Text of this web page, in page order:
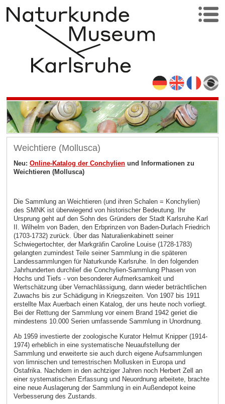
Weichtiere (Mollusca)
Neu: Online-Katalog der Conchylienund Informationen zu
Weichtieren (Mollusca)
Die Sammlung an Weichtieren (und ihren Schalen = Konchylien)
des SMNK ist überwiegend von historischer Bedeutung. Ihr
Ursprung geht auf den Sohn des Gründers der Stadt Karlsruhe Karl
II. Wilhelm von Baden, den Erbprinzen von Baden-Durlach Friedrich
(1703-1732) zurück. Über das Naturalienkabinett seiner
Schwiegertochter, der Markgräfin Caroline Louise (1728-1783)
gelangten zumindest Teile seiner Sammlung in die späteren
Landessammlungen für Naturkunde Karlsruhe. In den folgenden
Jahrhunderten durchlief die Conchylien-Sammlung Phasen von
Hochs und Tiefs - von besonderer Aufmerksamkeit und
Wertschätzung über Vernachlässigung, dann wieder beträchtlichen
Zuwachs bis zur Schädigung in Kriegszeiten. Von 1907 bis 1911
erstellte Max Auerbach einen Katalog, der uns heute noch vorliegt.
Bei der Rettung der Sammlung vor einem Brand 1942 geriet die
mindestens 10.000 Serien umfassende Sammlung in Unordnung.
Ab 1959 investierte der zoologische Kurator Helmut Knipper (1914-
1974) erheblich in eine systematische Neuaufstellung der
Sammlung und erweiterte sie auch durch eigene Aufsammlungen
von limnischen und terrestrischen Mollusken in Europa und
Ostafrika. Nachdem in den achtziger Jahren noch Herbert Zell an
einer systematischen Erfassung und Neuordnung arbeitete, brachte
eine neue Auslagerung der Sammlung in ein Außendepot keine
Verbesserung des Zustands.